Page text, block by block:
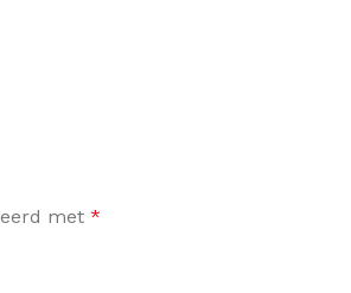
met *